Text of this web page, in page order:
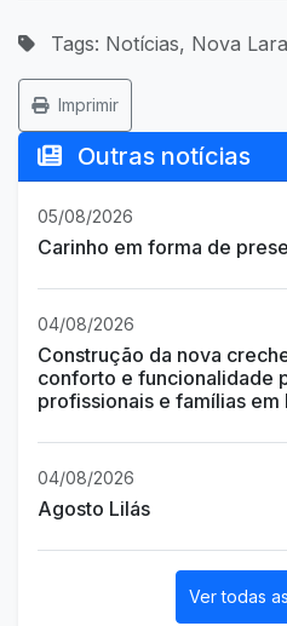
Tags: Notícias, Nova
Imprimir
Outras notícias
05/08/2026
Carinho em forma de
04/08/2026
Construção da nova
conforto e funcionalidade
profissionais e famílias em
04/08/2026
Agosto Lilás
Ver todas